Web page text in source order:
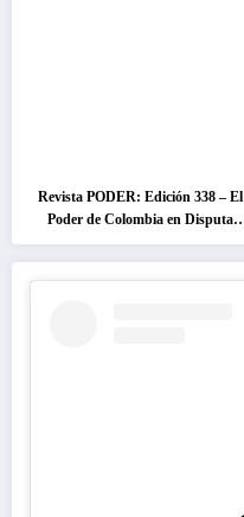
Revista PODER: Edición 338 – El
Poder de Colombia en Disputa
2026